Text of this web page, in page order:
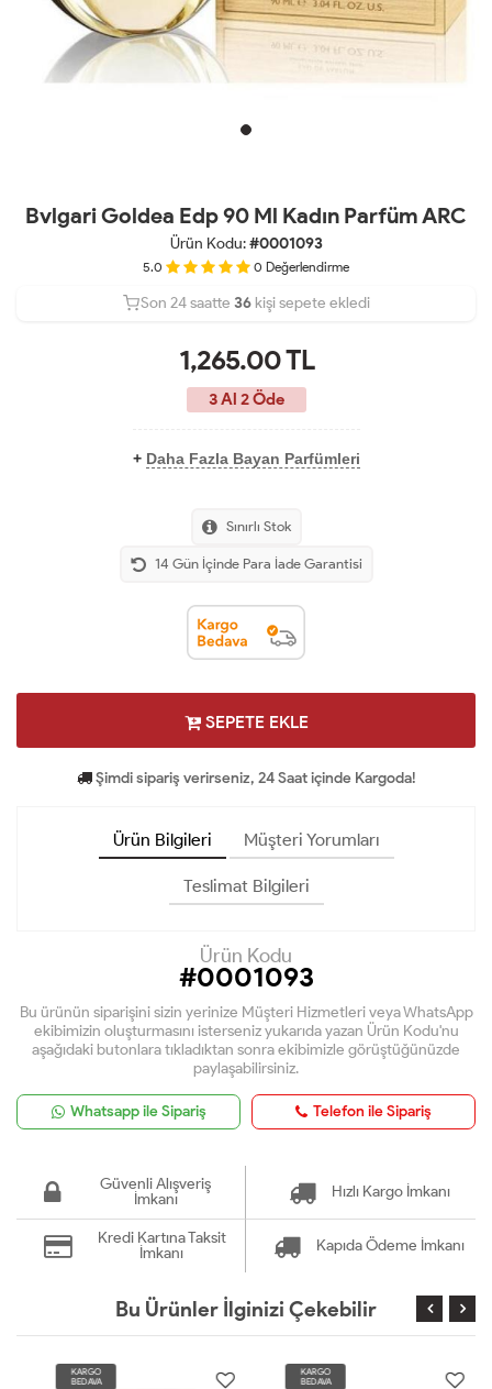
Bvlgari Goldea Edp 90 Ml Kadın Parfüm ARC
Ürün Kodu:#0001093
5.0 0 Değerlendirme
23
Son 24 saatte 36kişi sepete ekledi
Son 24 saatte 9kişi satın aldı
1,265.00TL
3 Al 2 Öde
+ Daha Fazla Bayan Parfümleri
Sınırlı Stok
14 Gün İçinde Para İade Garantisi
SEPETE EKLE
Şimdi sipariş verirseniz, 24 Saat içinde Kargoda!
Ürün Bilgileri Müşteri Yorumları
Teslimat Bilgileri
Ürün Kodu
#0001093
Bu ürünün siparişini sizin yerinize Müşteri Hizmetleri veya WhatsApp
ekibimizin oluşturmasını isterseniz yukarıda yazan Ürün Kodu'nu
aşağıdaki butonlara tıkladıktan sonra ekibimizle görüştüğünüzde
paylaşabilirsiniz.
Whatsapp ile Sipariş Telefon ile Sipariş
Güvenli Alışveriş
İmkanı
Hızlı Kargo İmkanı
Kredi Kartına Taksit
İmkanı
Kapıda Ödeme İmkanı
Bu Ürünler İlginizi Çekebilir
KARGO
BEDAVA
KARGO
BEDAVA